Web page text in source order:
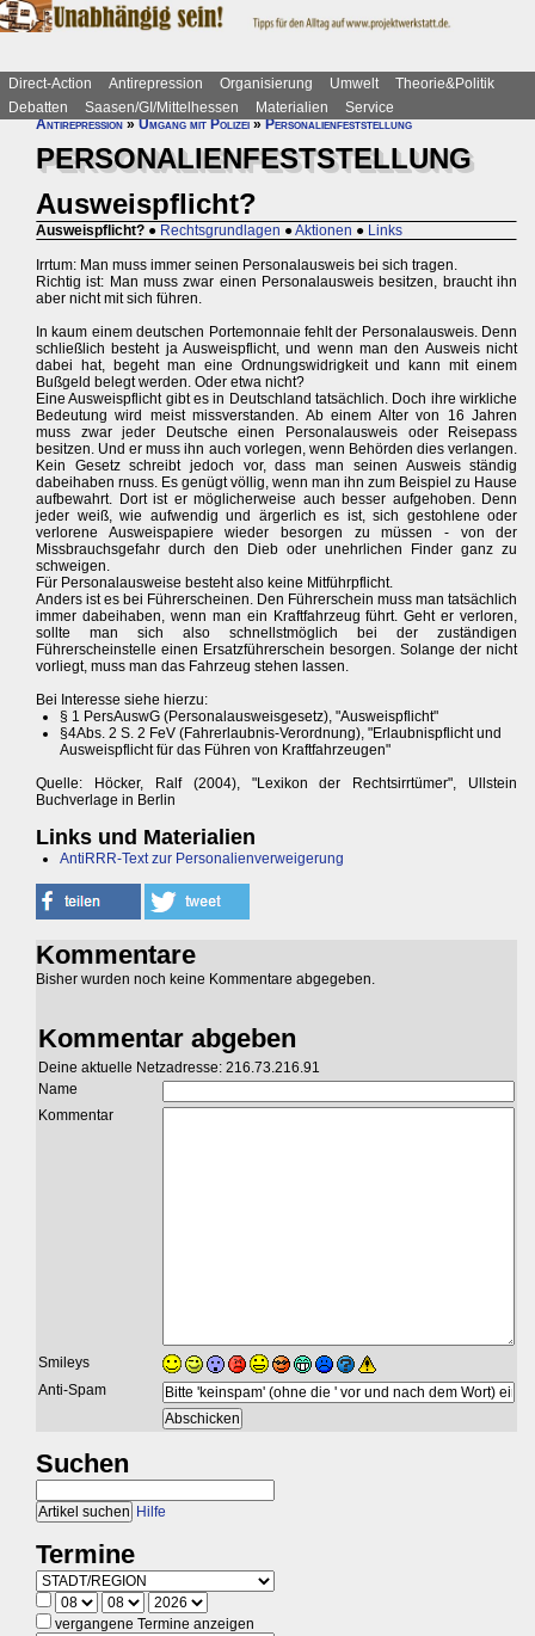
Direct-Action Antirepression Organisierung Umwelt
Theorie&Politik
Debatten
Saasen/GI/Mittelhessen Materialien
Service
Antirepression»Umgang mit Polizei»Personalienfeststellung
PERSONALIENFESTSTELLUNG
Ausweispflicht?
Ausweispflicht? ● Rechtsgrundlagen ●Aktionen ● Links
Irrtum: Man muss immer seinen Personalausweis bei sich tragen.
Richtig ist: Man muss zwar einen Personalausweis besitzen, braucht ihn
aber nicht mit sich führen.
In kaum einem deutschen Portemonnaie fehlt der Personalausweis. Denn
schließlich besteht ja Ausweispflicht, und wenn man den Ausweis nicht
dabei hat, begeht man eine Ordnungswidrigkeit und kann mit einem
Bußgeld belegt werden. Oder etwa nicht?
Eine Ausweispflicht gibt es in Deutschland tatsächlich. Doch ihre wirkliche
Bedeutung wird meist missverstanden. Ab einem Alter von 16 Jahren
muss zwar jeder Deutsche einen Personalausweis oder Reisepass
besitzen. Und er muss ihn auch vorlegen, wenn Behörden dies verlangen.
Kein Gesetz schreibt jedoch vor, dass man seinen Ausweis ständig
dabeihaben rnuss. Es genügt völlig, wenn man ihn zum Beispiel zu Hause
aufbewahrt. Dort ist er möglicherweise auch besser aufgehoben. Denn
jeder weiß, wie aufwendig und ärgerlich es ist, sich gestohlene oder
verlorene Ausweispapiere wieder besorgen zu müssen - von der
Missbrauchsgefahr durch den Dieb oder unehrlichen Finder ganz zu
schweigen.
Für Personalausweise besteht also keine Mitführpflicht.
Anders ist es bei Führerscheinen. Den Führerschein muss man tatsächlich
immer dabeihaben, wenn man ein Kraftfahrzeug führt. Geht er verloren,
sollte man sich also schnellstmöglich bei der zuständigen
Führerscheinstelle einen Ersatzführerschein besorgen. Solange der nicht
vorliegt, muss man das Fahrzeug stehen lassen.
Bei Interesse siehe hierzu:
§ 1 PersAuswG (Personalausweisgesetz), "Ausweispflicht"
§4Abs. 2 S. 2 FeV (Fahrerlaubnis-Verordnung), "Erlaubnispflicht und
Ausweispflicht für das Führen von Kraftfahrzeugen"
Quelle: Höcker, Ralf (2004), "Lexikon der Rechtsirrtümer", Ullstein
Buchverlage in Berlin
Links und Materialien
AntiRRR-Text zur Personalienverweigerung
Kommentare
Bisher wurden noch keine Kommentare abgegeben.
Kommentar abgeben
Deine aktuelle Netzadresse: 216.73.216.91
Name
Kommentar
Smileys
Anti-Spam
Suchen
Hilfe
Termine
vergangene Termine anzeigen